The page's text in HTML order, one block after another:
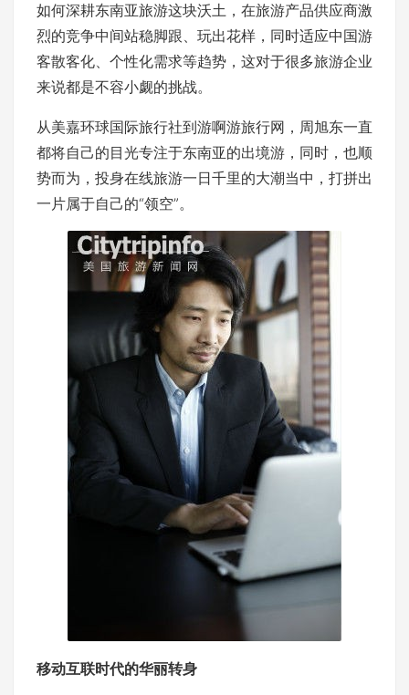
如何深耕东南亚旅游这块沃土，在旅游产品供应商激
烈的竞争中间站稳脚跟、玩出花样，同时适应中国游
客散客化、个性化需求等趋势，这对于很多旅游企业
来说都是不容小觑的挑战。
从美嘉环球国际旅行社到游啊游旅行网，周旭东一直
都将自己的目光专注于东南亚的出境游，同时，也顺
势而为，投身在线旅游一日千里的大潮当中，打拼出
一片属于自己的“领空”。
移动互联时代的华丽转身